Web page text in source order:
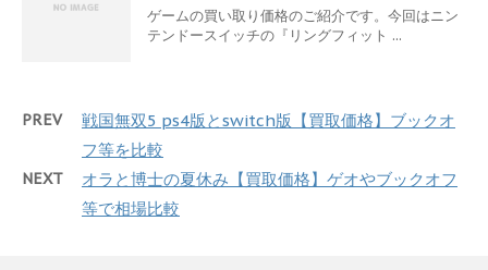
ゲームの買い取り価格のご紹介です。今回はニン
テンドースイッチの『リングフィット ...
PREV
戦国無双5 ps4版とswitch版【買取価格】ブックオ
フ等を比較
NEXT
オラと博士の夏休み【買取価格】ゲオやブックオフ
等で相場比較